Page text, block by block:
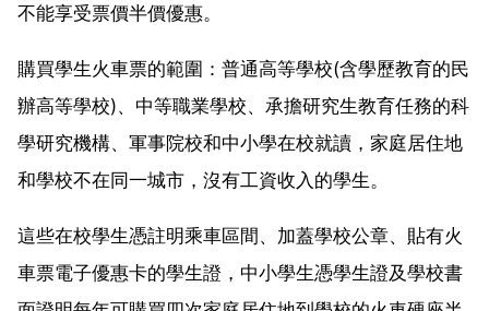
不能享受票價半價優惠。
購買學生火車票的範圍：普通高等學校(含學歷教育的民
辦高等學校)、中等職業學校、承擔研究生教育任務的科
學研究機構、軍事院校和中小學在校就讀，家庭居住地
和學校不在同一城市，沒有工資收入的學生。
這些在校學生憑註明乘車區間、加蓋學校公章、貼有火
車票電子優惠卡的學生證，中小學生憑學生證及學校書